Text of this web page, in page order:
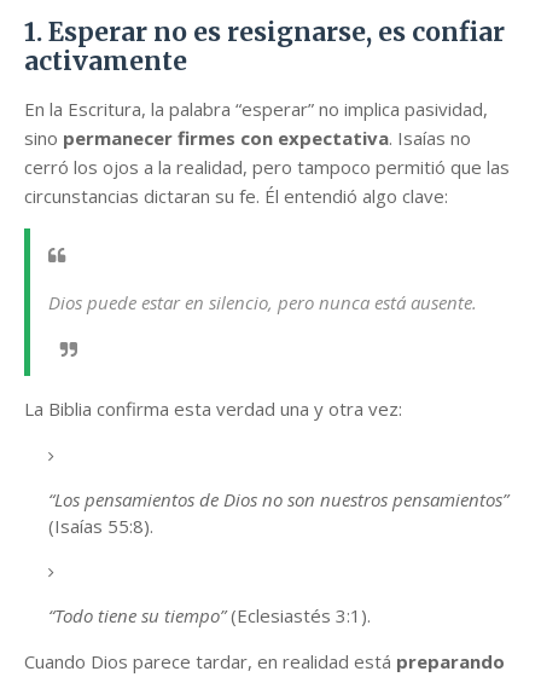
1. Esperar no es resignarse, es confiar
activamente
En la Escritura, la palabra “esperar” no implica pasividad,
sino permanecer firmes con expectativa. Isaías no
cerró los ojos a la realidad, pero tampoco permitió que las
circunstancias dictaran su fe. Él entendió algo clave:
Dios puede estar en silencio, pero nunca está ausente.
La Biblia confirma esta verdad una y otra vez:
“Los pensamientos de Dios no son nuestros pensamientos”
(Isaías 55:8).
“Todo tiene su tiempo”(Eclesiastés 3:1).
Cuando Dios parece tardar, en realidad está preparando